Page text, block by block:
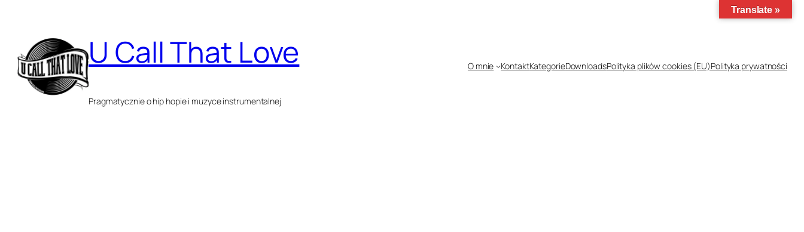
treści
U Call That Love
Pragmatycznie o hip hopie i muzyce instrumentalnej
O mnie KontaktKategorieDownloadsPolityka plików cookies (EU)Polityka prywatności
Translate »